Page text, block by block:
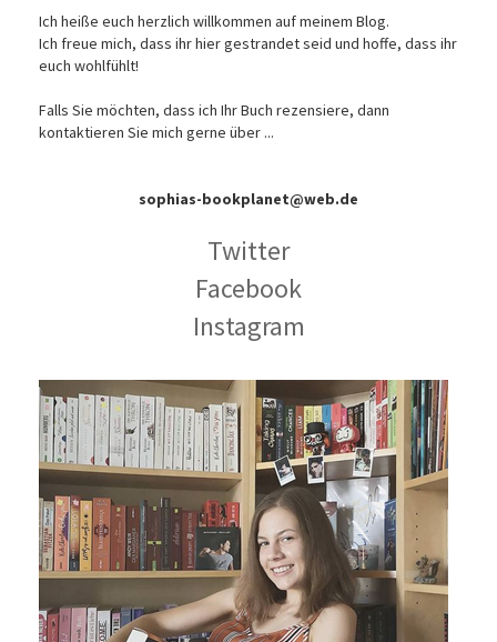
Ich heiße euch herzlich willkommen auf meinem Blog.
Ich freue mich, dass ihr hier gestrandet seid und hoffe, dass ihr
euch wohlfühlt!
Falls Sie möchten, dass ich Ihr Buch rezensiere, dann
kontaktieren Sie mich gerne über ...
sophias-bookplanet@web.de
Twitter
Facebook
Instagram